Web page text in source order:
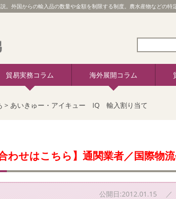
。外国からの輸入品の数量や金額を制限する制度。農水産物などの
貿易実務コラム 海外展開コラム
> あいきゅー・アイキュー IQ 輸入割り当て
わせはこちら】通関業者／国際物
公開日:2012.01.15 ／